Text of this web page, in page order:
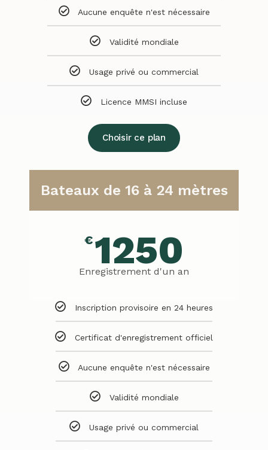
Aucune enquête n'est nécessaire
Validité mondiale
Usage privé ou commercial
Licence MMSI incluse
Choisir ce plan
Bateaux de 16 à 24 mètres
€1250
Enregistrement d'un an
Inscription provisoire en 24 heures
Certificat d'enregistrement officiel
Aucune enquête n'est nécessaire
Validité mondiale
Usage privé ou commercial